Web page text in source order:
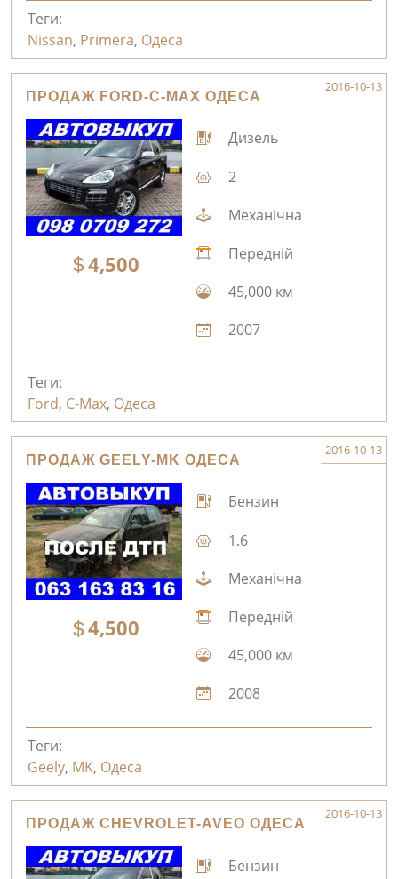
Теги:
Nissan, Primera, Одеса
ПРОДАЖ FORD-C-MAX ОДЕСА
2016-10-13
4,500
Дизель
2
Механічна
Передній
45,000 км
2007
Теги:
Ford, C-Max, Одеса
ПРОДАЖ GEELY-MK ОДЕСА
2016-10-13
4,500
Бензин
1.6
Механічна
Передній
45,000 км
2008
Теги:
Geely, MK, Одеса
ПРОДАЖ CHEVROLET-AVEO ОДЕСА
2016-10-13
Бензин